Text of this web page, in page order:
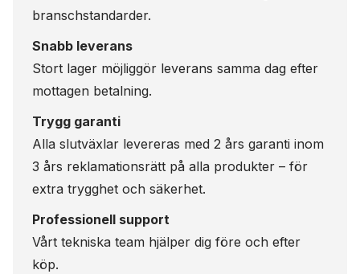
branschstandarder.
Snabb leverans
Stort lager möjliggör leverans samma dag efter
mottagen betalning.
Trygg garanti
Alla slutväxlar levereras med 2 års garanti inom
3 års reklamationsrätt på alla produkter – för
extra trygghet och säkerhet.
Professionell support
Vårt tekniska team hjälper dig före och efter
köp.